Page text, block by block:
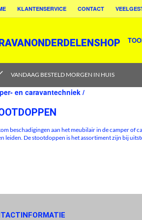
KLANTENSERVICE CONTACT
VANDAAG BESTELD MORGEN IN HUIS
en caravantechniek /
beschadigingen aan het meubilair in de camper of
leiden. De stootdoppen is het assortiment zijn bij